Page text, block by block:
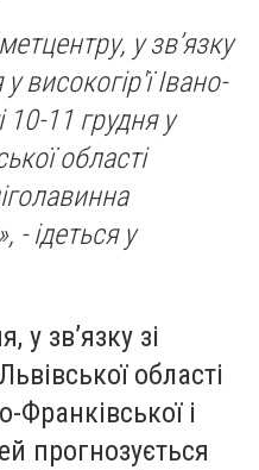
у зв’язку
високогір'ї Iвано-
10-11 грудня у
області
- ідеться у
у зв’язку зі
області
Франківської і
прогнозується